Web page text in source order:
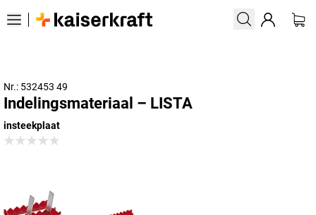
Nr.: 532453 49
Indelingsmateriaal – LISTA
insteekplaat